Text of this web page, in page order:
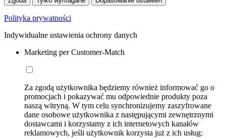
Polityka prywatności
Indywidualne ustawienia ochrony danych
Marketing per Customer-Match
Za zgodą użytkownika będziemy również informować go o
promocjach i pokazywać mu odpowiednie produkty poza
naszą witryną. W tym celu synchronizujemy zaszyfrowane
dane osobowe użytkownika z następującymi zewnętrznymi
dostawcami i korzystamy z ich internetowych kanałów
reklamowych, jeśli użytkownik korzysta już z ich usług: